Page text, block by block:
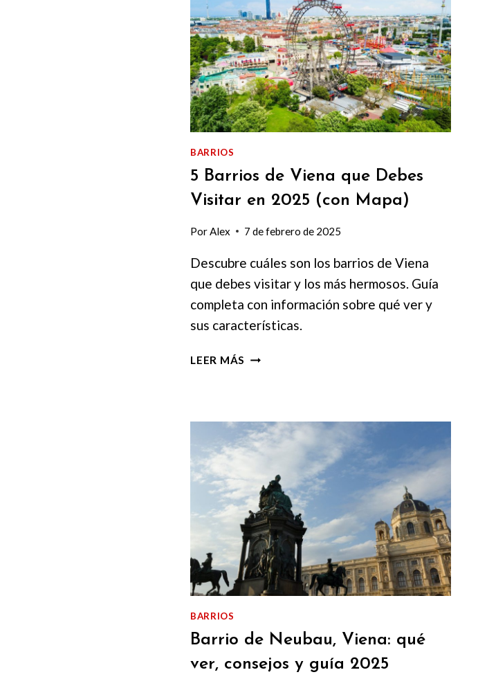
BARRIOS
5 Barrios de Viena que Debes
Visitar en 2025 (con Mapa)
PorAlex 7 de febrero de 2025
Descubre cuáles son los barrios de Viena
que debes visitar y los más hermosos. Guía
completa con información sobre qué ver y
sus características.
LEER MÁS 5
QUE
DEBES
2025
(CON
MAPA)
BARRIOS
Barrio de Neubau, Viena: qué
ver, consejos y guía 2025